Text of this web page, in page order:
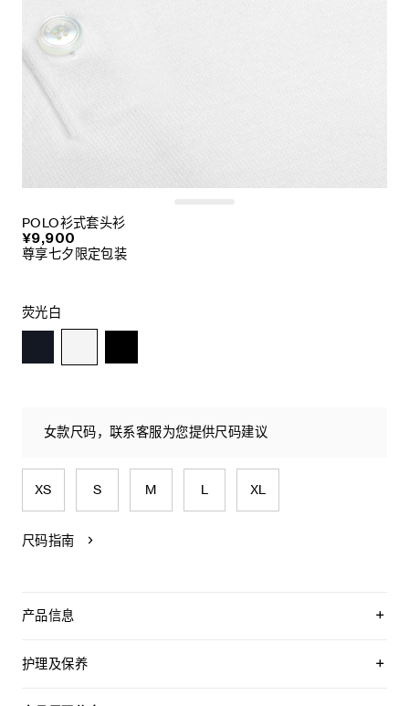
POLO衫式套头衫
¥9,900
尊享七夕限定包装
荧光白
女款尺码，联系客服为您提供尺码建议
XS S M L XL
尺码指南
产品信息
TRIOMPHE刺绣
护理及保养